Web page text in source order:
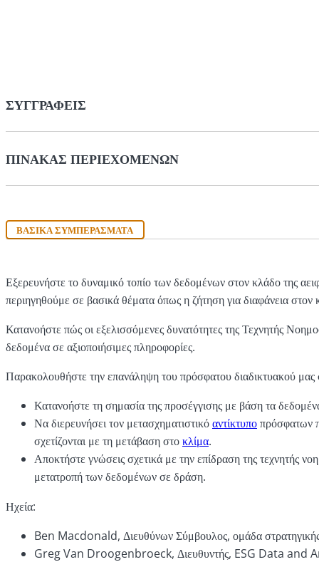
ΣΥΓΓΡΑΦΕΊΣ
ΠΊΝΑΚΑΣ ΠΕΡΙΕΧΟΜΈΝΩΝ
ΒΑΣΙΚΆ ΣΥΜΠΕΡΆΣΜΑΤΑ
Εξερευνήστε το δυναμικό τοπίο των δεδομένων στον κλάδο της
περιηγηθούμε σε βασικά θέματα όπως η ζήτηση για διαφάνεια στον
Κατανοήστε πώς οι εξελισσόμενες δυνατότητες της Τεχνητής
δεδομένα σε αξιοποιήσιμες πληροφορίες.
Παρακολουθήστε την επανάληψη του πρόσφατου διαδικτυακού μας
Κατανοήστε τη σημασία της προσέγγισης με βάση τα
Να διερευνήσει τον μετασχηματιστικόαντίκτυποπρόσφατων
σχετίζονται με τη μετάβαση στοκλίμα.
Αποκτήστε γνώσεις σχετικά με την επίδραση της τεχνητής
μετατροπή των δεδομένων σε δράση.
Ηχεία:
Ben Macdonald, Διευθύνων Σύμβουλος, ομάδα
Greg Van Droogenbroeck, Διευθυντής, ESG Data and